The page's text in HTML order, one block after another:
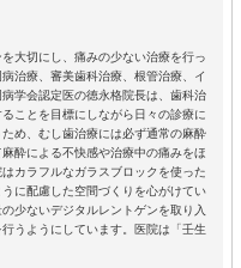
大切にし、痛みの少ない治療を行っ
治療、審美歯科治療、根管治療、イ
学会認定医の徳永格院長は、歯科治
ことを目標にしながら日々の診療に
め、むし歯治療には必ず通常の麻酔
酔による不快感や治療中の痛みをほ
カラフルなガラスブロックを使った
に配慮した空間づくりを心がけてい
少ないデジタルレントゲンを取り入
うようにしています。医院は「壬生